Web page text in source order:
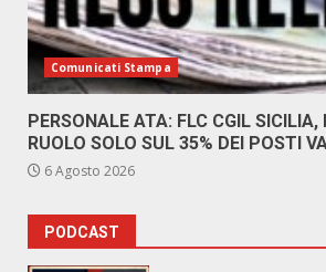
Comunicati Stampa
PERSONALE ATA: FLC CGIL SICILIA,
RUOLO SOLO SUL 35% DEI POSTI
6 Agosto 2026
PODCAST